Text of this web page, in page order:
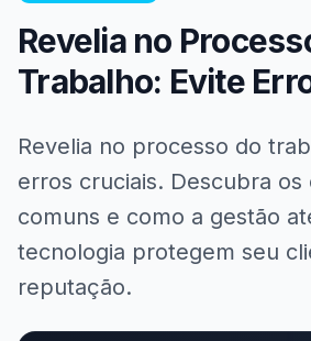
Revelia no
Trabalho: Evite
Revelia no processo do
erros cruciais. Descubra os
comuns e como a gestão
tecnologia protegem seu
reputação.